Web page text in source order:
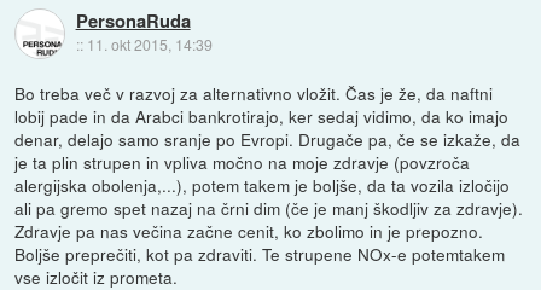
PersonaRuda
:: 11. okt 2015, 14:39
Bo treba več v razvoj za alternativno vložit. Čas je že, da naftni
lobij pade in da Arabci bankrotirajo, ker sedaj vidimo, da ko imajo
denar, delajo samo sranje po Evropi. Drugače pa, če se izkaže, da
je ta plin strupen in vpliva močno na moje zdravje (povzroča
alergijska obolenja,...), potem takem je boljše, da ta vozila izločijo
ali pa gremo spet nazaj na črni dim (če je manj škodljiv za zdravje).
Zdravje pa nas večina začne cenit, ko zbolimo in je prepozno.
Boljše preprečiti, kot pa zdraviti. Te strupene NOx-e potemtakem
vse izločit iz prometa.